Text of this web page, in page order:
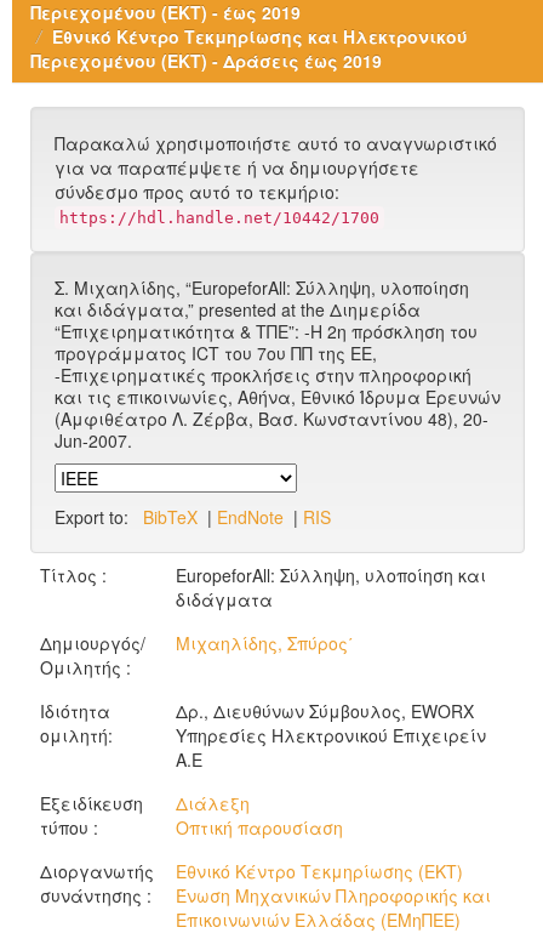
Περιεχομένου (ΕΚΤ) - έως 2019
Εθνικό Κέντρο Τεκμηρίωσης και Ηλεκτρονικού
Περιεχομένου (ΕΚΤ) - Δράσεις έως 2019
Παρακαλώ χρησιμοποιήστε αυτό το αναγνωριστικό
για να παραπέμψετε ή να δημιουργήσετε
σύνδεσμο προς αυτό το τεκμήριο:
https://hdl.handle.net/10442/1700
Σ. Μιχαηλίδης, “EuropeforAll: Σύλληψη, υλοποίηση
και διδάγματα,” presented at the Διημερίδα
“Επιχειρηματικότητα & ΤΠΕ”: -Η 2η πρόσκληση του
προγράμματος ICT του 7ου ΠΠ της ΕΕ,
-Επιχειρηματικές προκλήσεις στην πληροφορική
και τις επικοινωνίες, Αθήνα, Εθνικό Ίδρυμα Ερευνών
(Αμφιθέατρο Λ. Ζέρβα, Bασ. Κωνσταντίνου 48), 20-
Jun-2007.
Export to: BibTeX | EndNote | RIS
Τίτλος :
EuropeforAll: Σύλληψη, υλοποίηση και
διδάγματα
Δημιουργός/
Ομιλητής :
Μιχαηλίδης, Σπύρος΄
Ιδιότητα
ομιλητή:
Δρ., Διευθύνων Σύμβουλος, EWORX
Υπηρεσίες Ηλεκτρονικού Επιχειρείν
Α.Ε
Εξειδίκευση
τύπου :
Διάλεξη
Οπτική παρουσίαση
Διοργανωτής
συνάντησης :
Εθνικό Κέντρο Τεκμηρίωσης (ΕΚΤ)
Ένωση Μηχανικών Πληροφορικής και
Επικοινωνιών Ελλάδας (ΕΜηΠΕΕ)